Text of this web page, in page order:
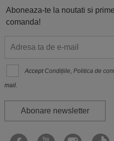
Aboneaza-te la noutati si
comanda!
Accept Condițiile ,Politica de
mail.
Abonare newsletter